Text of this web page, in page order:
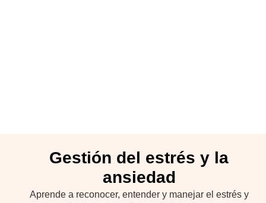
Gestión del estrés y la
ansiedad
Aprende a reconocer, entender y manejar el estrés y